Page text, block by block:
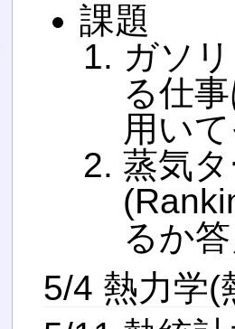
課題
ガソ
る仕
用い
蒸気
るか
5/4 熱力学(